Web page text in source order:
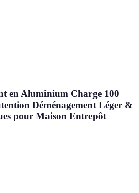
en Aluminium Charge 100
Déménagement Léger &
pour Maison Entrepôt